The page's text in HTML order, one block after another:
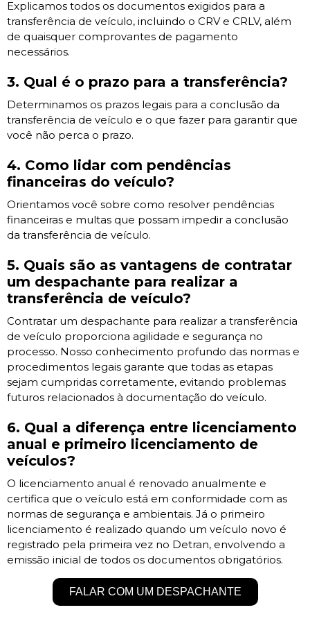
Explicamos todos os documentos exigidos para a
transferência de veículo, incluindo o CRV e CRLV, além
de quaisquer comprovantes de pagamento
necessários.
3. Qual é o prazo para a transferência?
Determinamos os prazos legais para a conclusão da
transferência de veículo e o que fazer para garantir que
você não perca o prazo.
4. Como lidar com pendências
financeiras do veículo?
Orientamos você sobre como resolver pendências
financeiras e multas que possam impedir a conclusão
da transferência de veículo.
5. Quais são as vantagens de contratar
um despachante para realizar a
transferência de veículo?
Contratar um despachante para realizar a transferência
de veículo proporciona agilidade e segurança no
processo. Nosso conhecimento profundo das normas e
procedimentos legais garante que todas as etapas
sejam cumpridas corretamente, evitando problemas
futuros relacionados à documentação do veículo.
6. Qual a diferença entre licenciamento
anual e primeiro licenciamento de
veículos?
O licenciamento anual é renovado anualmente e
certifica que o veículo está em conformidade com as
normas de segurança e ambientais. Já o primeiro
licenciamento é realizado quando um veículo novo é
registrado pela primeira vez no Detran, envolvendo a
emissão inicial de todos os documentos obrigatórios.
FALAR COM UM DESPACHANTE